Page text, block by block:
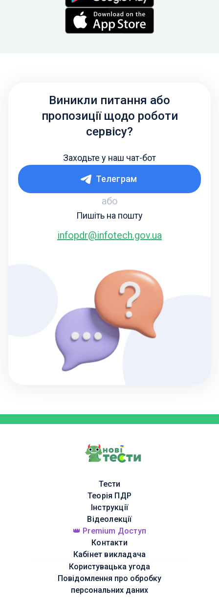
Виникли питання або
пропозиції щодо роботи
сервісу?
Заходьте у наш чат-бот
Телеграм
або
Пишіть на пошту
infopdr@infotech.gov.ua
Тести
Теорія ПДР
Інструкції
Відеолекції
👑 Premium Доступ
Контакти
Кабінет викладача
Користувацька угода
Повідомлення про обробку
персональних даних